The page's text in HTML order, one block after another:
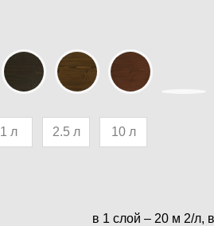
1 л 2.5 л 10 л
в 1 слой – 20 м 2/л,